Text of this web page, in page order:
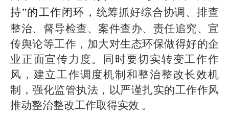
持”的工作闭环， 统筹抓好综合协调、排查
整治、督导检查、案件查办、责任追究、宣
传舆论等工作，加大对生态环保做得好的企
业正面宣传力度。同时要切实转变工作作
风，建立工作调度机制和整治整改长效机
制，强化监管执法，以严谨扎实的工作作风
推动整治整改工作取得实效 。